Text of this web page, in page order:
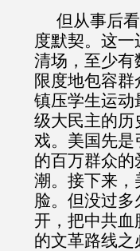
但从事后
度默契。这
清场，至少有
限度地包容
镇压学生运动
级大民主的历
戏。美国先
的百万群众
潮。接下来，
脸。但没过
开，把中共血
的文革路线之